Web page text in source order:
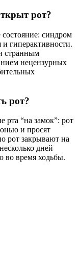
рот?
состояние: синдром
гиперактивности.
странным
нецензурных
рот?
рта “на замок”: рот
и просят
рот закрывают на
дней
во время ходьбы.